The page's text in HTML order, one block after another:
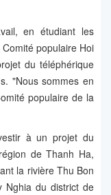
en étudiant les
populaire Hoi
du téléphérique
"Nous sommes en
populaire de la
à un projet du
de Thanh Ha,
la rivière Thu Bon
Nghia du district de